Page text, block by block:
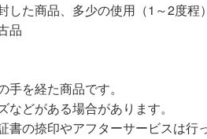
品、多少の使用（1～2度程
品
を経た商品です。
どがある場合があります。
の捺印やアフターサービスは行